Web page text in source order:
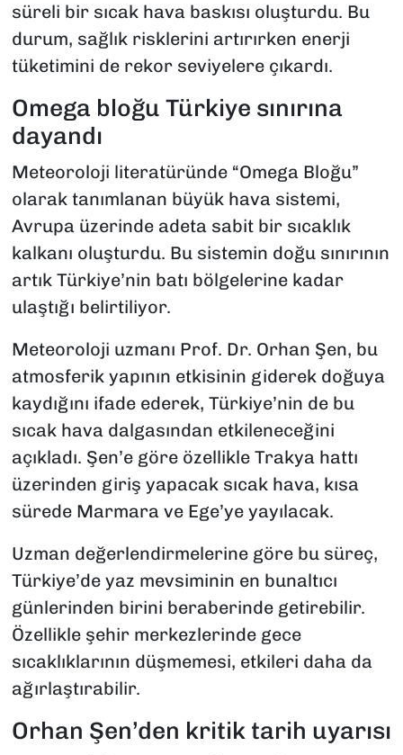
süreli bir sıcak hava baskısı oluşturdu. Bu
durum, sağlık risklerini artırırken enerji
tüketimini de rekor seviyelere çıkardı.
Omega bloğu Türkiye sınırına
dayandı
Meteoroloji literatüründe “Omega Bloğu”
olarak tanımlanan büyük hava sistemi,
Avrupa üzerinde adeta sabit bir sıcaklık
kalkanı oluşturdu. Bu sistemin doğu sınırının
artık Türkiye’nin batı bölgelerine kadar
ulaştığı belirtiliyor.
Meteoroloji uzmanı Prof. Dr. Orhan Şen, bu
atmosferik yapının etkisinin giderek doğuya
kaydığını ifade ederek, Türkiye’nin de bu
sıcak hava dalgasından etkileneceğini
açıkladı. Şen’e göre özellikle Trakya hattı
üzerinden giriş yapacak sıcak hava, kısa
sürede Marmara ve Ege’ye yayılacak.
Uzman değerlendirmelerine göre bu süreç,
Türkiye’de yaz mevsiminin en bunaltıcı
günlerinden birini beraberinde getirebilir.
Özellikle şehir merkezlerinde gece
sıcaklıklarının düşmemesi, etkileri daha da
ağırlaştırabilir.
Orhan Şen’den kritik tarih uyarısı